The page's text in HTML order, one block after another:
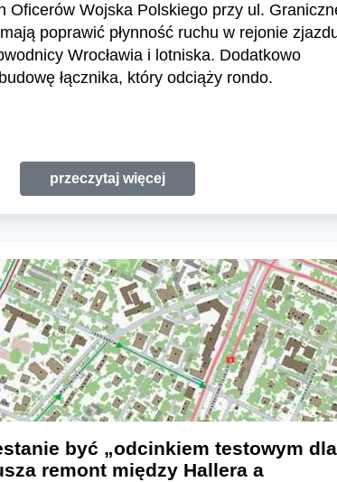
Oficerów Wojska Polskiego przy ul.
poprawić płynność ruchu w rejonie
Wrocławia i lotniska. Dodatkowo
łącznika, który odciąży rondo.
przeczytaj więcej
być „odcinkiem testowym dla
remont między Hallera a